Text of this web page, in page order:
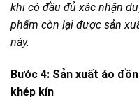
khi có đầu đủ xác nhận
phẩm còn lại được sản
này.
Bước 4: Sản xuất áo
khép kín